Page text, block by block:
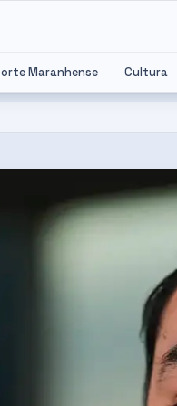
Maranhense Cultura